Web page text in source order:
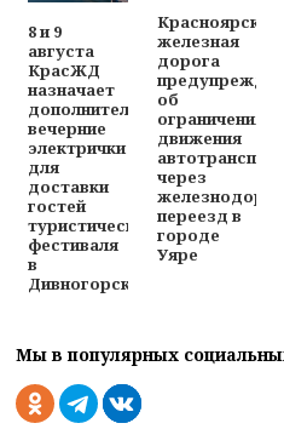
8 и 9
августа
КрасЖД
назначает
дополнительные
вечерние
электрички
для
доставки
гостей
туристического
фестиваля
в
Дивногорске
Красноярская
железная
дорога
об
ограничениях
движения
через
переезд в
городе
Уяре
Мы в популярных